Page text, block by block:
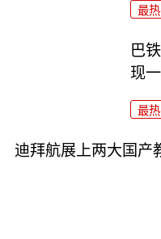
最热
巴
现
最热
迪拜航展上两大国产